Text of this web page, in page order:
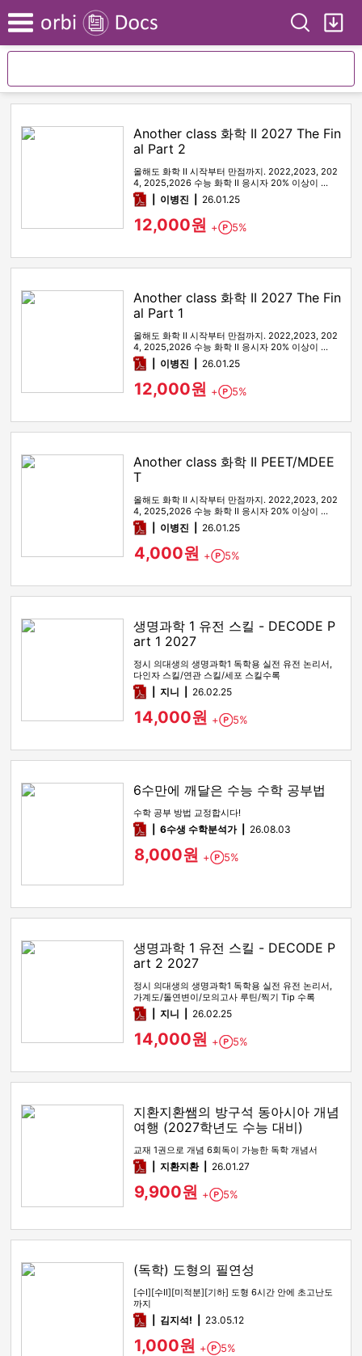
Menu Search
Another class 화학 II 2027 The Fin
al Part 2
올해도 화학 II 시작부터 만점까지. 2022,2023, 202
4, 2025,2026 수능 화학 II 응시자 20% 이상이 …
pdf이병진 26.01.25
12,000원 + Point
5%
Another class 화학 II 2027 The Fin
al Part 1
올해도 화학 II 시작부터 만점까지. 2022,2023, 202
4, 2025,2026 수능 화학 II 응시자 20% 이상이 …
pdf이병진 26.01.25
12,000원 + Point
5%
Another class 화학 II PEET/MDEE
T
올해도 화학 II 시작부터 만점까지. 2022,2023, 202
4, 2025,2026 수능 화학 II 응시자 20% 이상이 …
pdf이병진 26.01.25
4,000원 + Point
5%
생명과학 1 유전 스킬 - DECODE P
art 1 2027
정시 의대생의 생명과학1 독학용 실전 유전 논리서,
다인자 스킬/연관 스킬/세포 스킬수록
pdf지니 26.02.25
14,000원 + Point
5%
6수만에 깨달은 수능 수학 공부법
수학 공부 방법 교정합시다!
pdf6수생 수학분석가 26.08.03
8,000원 + Point
5%
생명과학 1 유전 스킬 - DECODE P
art 2 2027
정시 의대생의 생명과학1 독학용 실전 유전 논리서,
가계도/돌연변이/모의고사 루틴/찍기 Tip 수록
pdf지니 26.02.25
14,000원 + Point
5%
지환지환쌤의 방구석 동아시아 개념
여행 (2027학년도 수능 대비)
교재 1권으로 개념 6회독이 가능한 독학 개념서
pdf지환지환 26.01.27
9,900원 + Point
5%
(독학) 도형의 필연성
[수Ⅰ][수Ⅱ][미적분][기하] 도형 6시간 안에 초고난도
까지
pdf김지석! 23.05.12
1,000원 + Point
5%